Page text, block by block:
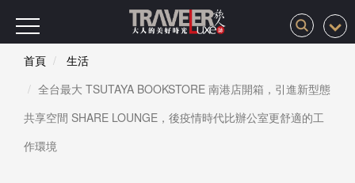
首頁
生活
全台最大 TSUTAYA BOOKSTORE 南港店開箱，引進新型態
共享空間 SHARE LOUNGE，後疫情時代比辦公室更舒適的工
作環境